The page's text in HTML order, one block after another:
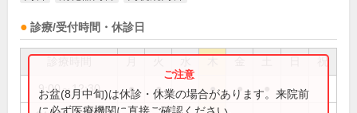
診療/受付時間・休診日
祝
9:00～12:30 ● ● ● ●
お盆(8月中旬)は休診・休業の場合があります。来院前
に必ず医療機関に直接ご確認ください。